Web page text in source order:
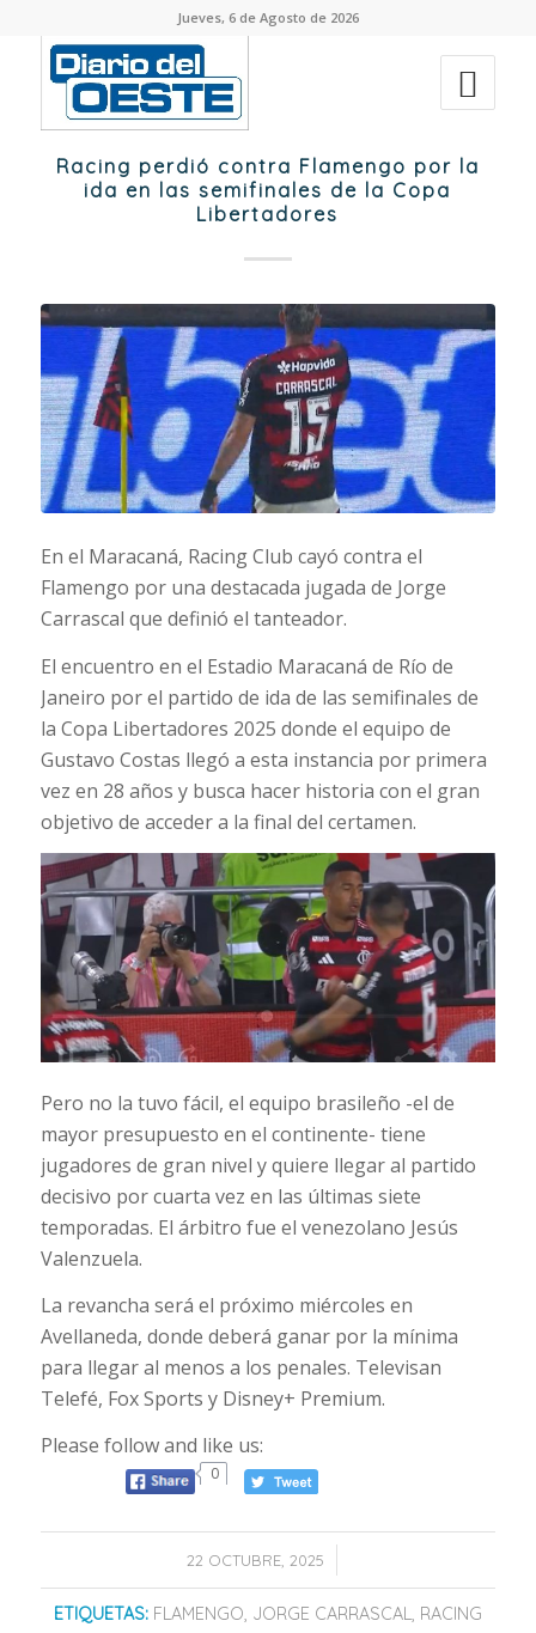
Jueves, 6 de Agosto de 2026
Racing perdió contra Flamengo por la
ida en las semifinales de la Copa
Libertadores
En el Maracaná, Racing Club cayó contra el
Flamengo por una destacada jugada de Jorge
Carrascal que definió el tanteador.
El encuentro en el Estadio Maracaná de Río de
Janeiro por el partido de ida de las semifinales de
la Copa Libertadores 2025 donde el equipo de
Gustavo Costas llegó a esta instancia por primera
vez en 28 años y busca hacer historia con el gran
objetivo de acceder a la final del certamen.
Pero no la tuvo fácil, el equipo brasileño -el de
mayor presupuesto en el continente- tiene
jugadores de gran nivel y quiere llegar al partido
decisivo por cuarta vez en las últimas siete
temporadas. El árbitro fue el venezolano Jesús
Valenzuela.
La revancha será el próximo miércoles en
Avellaneda, donde deberá ganar por la mínima
para llegar al menos a los penales. Televisan
Telefé, Fox Sports y Disney+ Premium.
Please follow and like us:
0
22 OCTUBRE, 2025
/
ETIQUETAS: FLAMENGO, JORGE CARRASCAL, RACING